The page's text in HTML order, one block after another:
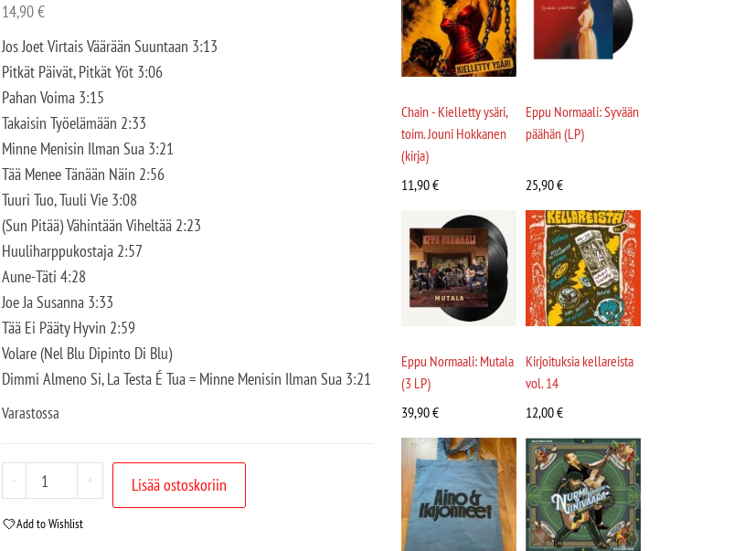
14,90€
Jos Joet Virtais Väärään Suuntaan 3:13
Pitkät Päivät, Pitkät Yöt 3:06
Pahan Voima 3:15
Takaisin Työelämään 2:33
Minne Menisin Ilman Sua 3:21
Tää Menee Tänään Näin 2:56
Tuuri Tuo, Tuuli Vie 3:08
(Sun Pitää) Vähintään Viheltää 2:23
Huuliharppukostaja 2:57
Aune-Täti 4:28
Joe Ja Susanna 3:33
Tää Ei Pääty Hyvin 2:59
Volare (Nel Blu Dipinto Di Blu)
Dimmi Almeno Si, La Testa É Tua = Minne Menisin Ilman Sua 3:21
Varastossa
- + Lisää ostoskoriin
Add to Wishlist
Chain - Kielletty ysäri,
toim. Jouni Hokkanen
(kirja)
11,90€
Eppu Normaali: Syvään
päähän (LP)
25,90€
Eppu Normaali: Mutala
(3 LP)
39,90€
Kirjoituksia kellareista
vol. 14
12,00€